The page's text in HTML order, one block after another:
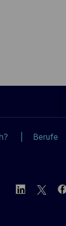
Berufe